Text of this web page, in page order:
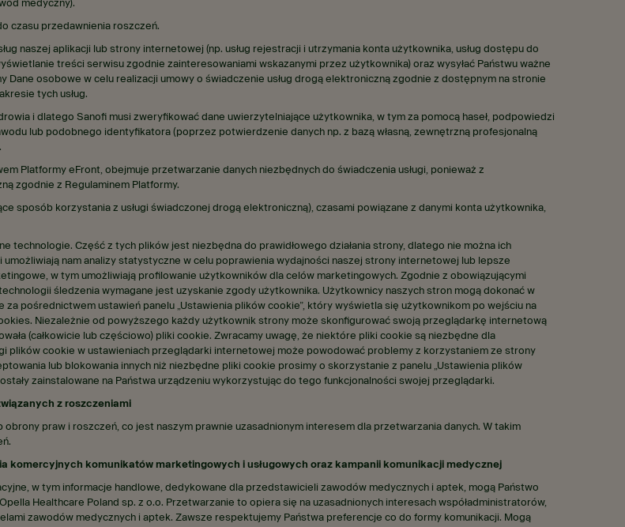
medyczny).
czasu przedawnienia roszczeń.
naszej aplikacji lub strony internetowej (np. usług rejestracji i utrzymania konta użytkownika, usług dostępu do
treści serwisu zgodnie zainteresowaniami wskazanymi przez użytkownika) oraz wysyłać Państwu ważne
osobowe w celu realizacji umowy o świadczenie usług drogą elektroniczną zgodnie z dostępnym na stronie
tych usług.
i dlatego Sanofi musi zweryfikować dane uwierzytelniające użytkownika, w tym za pomocą haseł, podpowiedzi
lub podobnego identyfikatora (poprzez potwierdzenie danych np. z bazą własną, zewnętrzną profesjonalną
Platformy eFront, obejmuje przetwarzanie danych niezbędnych do świadczenia usługi, ponieważ z
zgodnie z Regulaminem Platformy.
sposób korzystania z usługi świadczonej drogą elektroniczną), czasami powiązane z danymi konta użytkownika,
Część z tych plików jest niezbędna do prawidłowego działania strony, dlatego nie można ich
nam analizy statystyczne w celu poprawienia wydajności naszej strony internetowej lub lepsze
w tym umożliwiają profilowanie użytkowników dla celów marketingowych. Zgodnie z obowiązującymi
śledzenia wymagane jest uzyskanie zgody użytkownika. Użytkownicy naszych stron mogą dokonać w
pośrednictwem ustawień panelu „Ustawienia plików cookie”, który wyświetla się użytkownikom po wejściu na
Niezależnie od powyższego każdy użytkownik strony może skonfigurować swoją przeglądarkę internetową
(całkowicie lub częściowo) pliki cookie. Zwracamy uwagę, że niektóre pliki cookie są niezbędne dla
plików cookie w ustawieniach przeglądarki internetowej może powodować problemy z korzystaniem ze strony
lub blokowania innych niż niezbędne pliki cookie prosimy o skorzystanie z panelu „Ustawienia plików
zainstalowane na Państwa urządzeniu wykorzystując do tego funkcjonalności swojej przeglądarki.
z roszczeniami
praw i roszczeń, co jest naszym prawnie uzasadnionym interesem dla przetwarzania danych. W takim
komercyjnych komunikatów marketingowych i usługowych oraz kampanii komunikacji medycznej
w tym informacje handlowe, dedykowane dla przedstawicieli zawodów medycznych i aptek, mogą Państwo
Healthcare Poland sp. z o.o. Przetwarzanie to opiera się na uzasadnionych interesach współadministratorów,
zawodów medycznych i aptek. Zawsze respektujemy Państwa preferencje co do formy komunikacji. Mogą